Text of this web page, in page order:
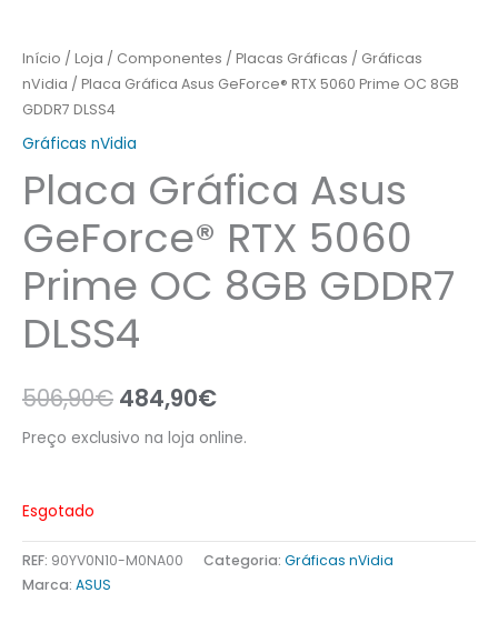
Início / Loja / Componentes / Placas Gráficas / Gráficas
nVidia / Placa Gráfica Asus GeForce® RTX 5060 Prime OC 8GB
GDDR7 DLSS4
Gráficas nVidia
Placa Gráfica Asus
GeForce® RTX 5060
Prime OC 8GB GDDR7
DLSS4
506,90€ 484,90€
Preço exclusivo na loja online.
Esgotado
REF: 90YV0N10-M0NA00 Categoria: Gráficas nVidia
Marca: ASUS